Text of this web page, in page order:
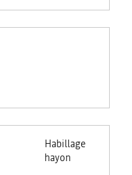
Habillage
hayon